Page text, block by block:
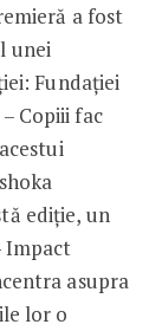
a fost
unei
Fundației
Copiii fac
ediție, un
Impact
asupra
lor o